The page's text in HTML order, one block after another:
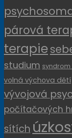
párová
terapie
studium
volná výchova dětí
vývojová
počítačových
sítích